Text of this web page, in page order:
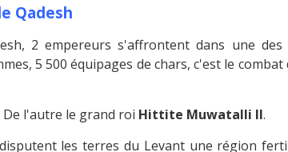
Qadesh
2 empereurs s'affrontent dans une des
5 500 équipages de chars, c'est le combat
De l'autre le grand roi Hittite Muwatalli II.
les terres du Levant une région